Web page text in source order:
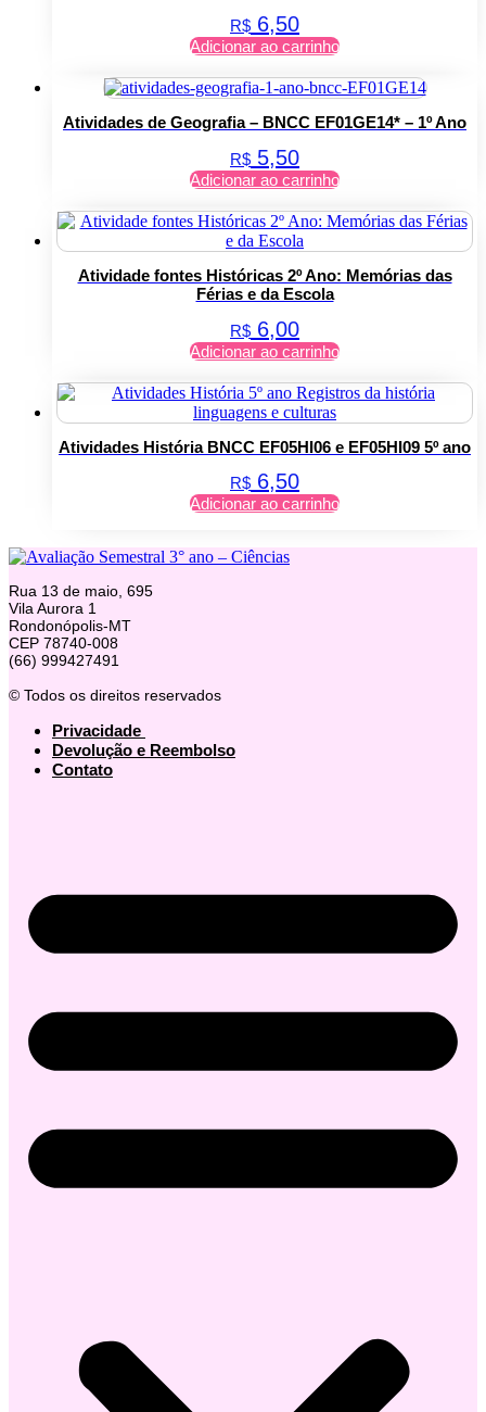
R$ 6,50
Adicionar ao carrinho
Atividades de Geografia – BNCC EF01GE14* – 1º Ano
R$ 5,50
Adicionar ao carrinho
Atividade fontes Históricas 2º Ano: Memórias das
Férias e da Escola
R$ 6,00
Adicionar ao carrinho
Atividades História BNCC EF05HI06 e EF05HI09 5º ano
R$ 6,50
Adicionar ao carrinho
Rua 13 de maio, 695
Vila Aurora 1
Rondonópolis-MT
CEP 78740-008
(66) 999427491
© Todos os direitos reservados
Privacidade
Devolução e Reembolso
Contato